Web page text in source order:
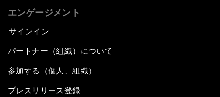
エンゲージメント
サインイン
パートナー（組織）について
参加する（個人、組織）
プレスリリース登録